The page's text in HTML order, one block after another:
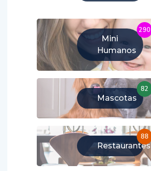
Mini
Humanos
290
Mascotas
82
Restaurantes
88